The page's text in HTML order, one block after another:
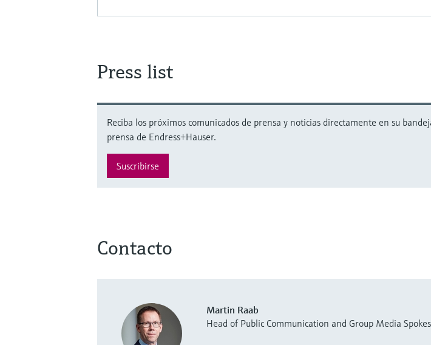
Press list
Reciba los próximos comunicados de prensa y noticias directamente en su
prensa de Endress+Hauser.
Suscribirse
Contacto
Martin Raab
Head of Public Communication and Group Media